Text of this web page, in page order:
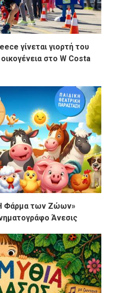
γίνεται γιορτή του
στο W Costa
Φάρμα των Ζώων»
Άνεσις